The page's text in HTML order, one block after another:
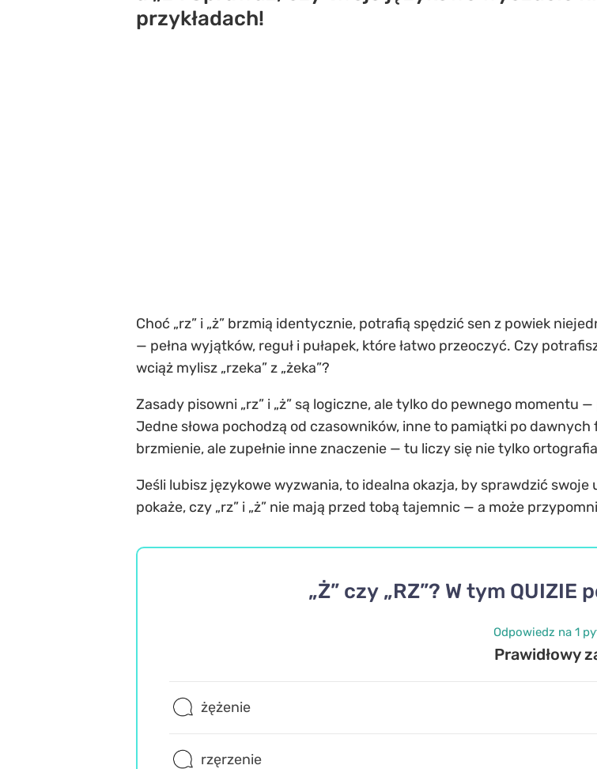
przykładach!
Choć „rz” i „ż” brzmią identycznie, potrafią spędzić sen z powiek
— pełna wyjątków, reguł i pułapek, które łatwo przeoczyć. Czy
wciąż mylisz „rzeka” z „żeka”?
Zasady pisowni „rz” i „ż” są logiczne, ale tylko do pewnego
Jedne słowa pochodzą od czasowników, inne to pamiątki po
brzmienie, ale zupełnie inne znaczenie — tu liczy się nie tylko
Jeśli lubisz językowe wyzwania, to idealna okazja, by sprawdzić
pokaże, czy „rz” i „ż” nie mają przed tobą tajemnic — a może
„Ż” czy „RZ”? W tym
Odpowiedz na 1
Prawidłowy
żężenie
rzęrzenie